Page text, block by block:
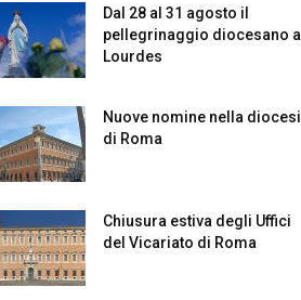
Dal 28 al 31 agosto il
pellegrinaggio diocesano a
Lourdes
Nuove nomine nella diocesi
di Roma
Chiusura estiva degli Uffici
del Vicariato di Roma